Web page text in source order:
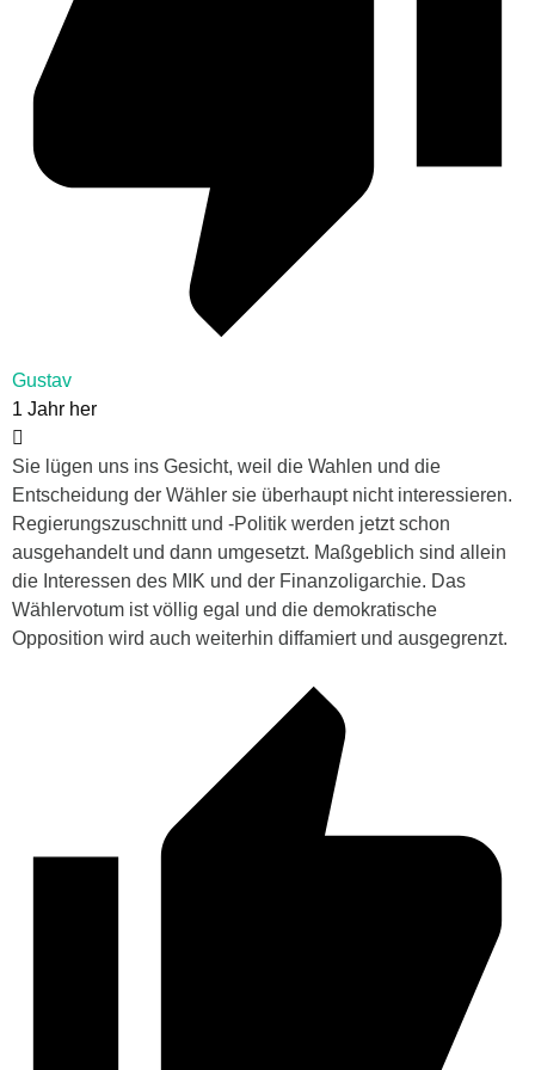
Gustav
1 Jahr her
Sie lügen uns ins Gesicht, weil die Wahlen und die
Entscheidung der Wähler sie überhaupt nicht interessieren.
Regierungszuschnitt und -Politik werden jetzt schon
ausgehandelt und dann umgesetzt. Maßgeblich sind allein
die Interessen des MIK und der Finanzoligarchie. Das
Wählervotum ist völlig egal und die demokratische
Opposition wird auch weiterhin diffamiert und ausgegrenzt.